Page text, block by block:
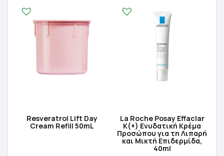
Resveratrol Lift Day
Cream Refill 50mL
La Roche Posay Effaclar
K(+) Ενυδατική Κρέμα
Προσώπου για τη Λιπαρή
και Μικτή Επιδερμίδα,
40ml